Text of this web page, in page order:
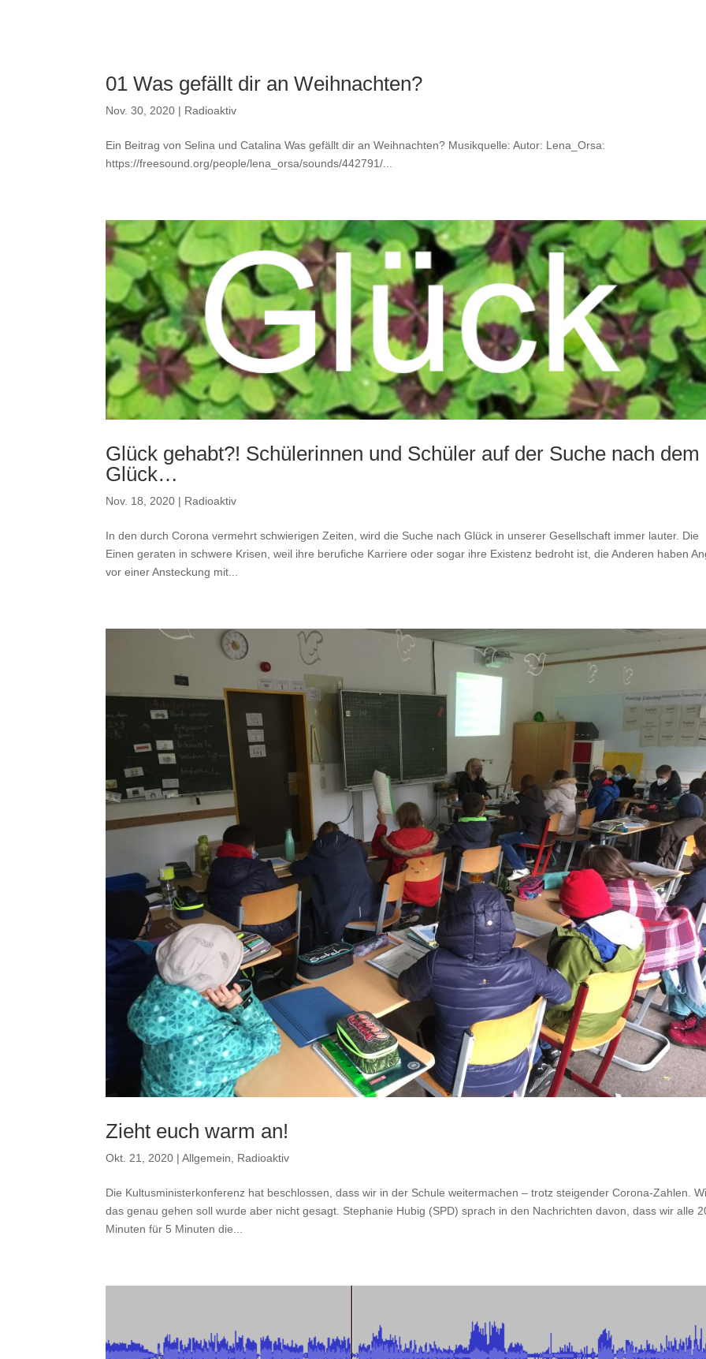
01 Was gefällt dir an Weihnachten?
Nov. 30, 2020 | Radioaktiv
Ein Beitrag von Selina und Catalina Was gefällt dir an Weihnachten? Musikquelle: Autor: Lena_Orsa:
https://freesound.org/people/lena_orsa/sounds/442791/...
Glück gehabt?! Schülerinnen und Schüler auf der Suche nach dem
Glück…
Nov. 18, 2020 | Radioaktiv
In den durch Corona vermehrt schwierigen Zeiten, wird die Suche nach Glück in unserer Gesellschaft immer lauter. Die
Einen geraten in schwere Krisen, weil ihre berufiche Karriere oder sogar ihre Existenz bedroht ist, die Anderen haben
vor einer Ansteckung mit...
Zieht euch warm an!
Okt. 21, 2020 |Allgemein Radioaktiv
Die Kultusministerkonferenz hat beschlossen, dass wir in der Schule weitermachen – trotz steigender Corona-Zahlen.
das genau gehen soll wurde aber nicht gesagt. Stephanie Hubig (SPD) sprach in den Nachrichten davon, dass wir alle
Minuten für 5 Minuten die...